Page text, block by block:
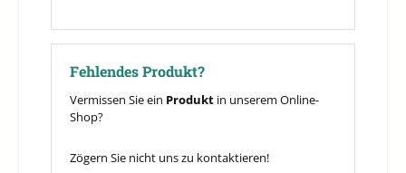
Fehlendes Produkt?
Vermissen Sie ein Produkt in unserem Online-
Shop?
Zögern Sie nicht uns zu kontaktieren!